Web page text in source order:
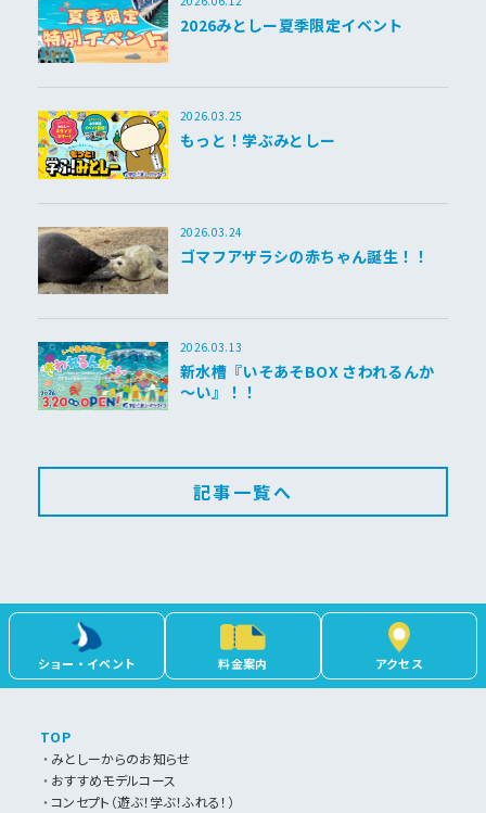
2026みとしー夏季限定イベント
2026.03.25
もっと！学ぶみとしー
2026.03.24
ゴマフアザラシの赤ちゃん誕生！！
2026.03.13
新水槽『いそあそBOX さわれるんか
～い』！！
記事一覧へ
ショー・イベント 料金案内 アクセス
TOP
みとしーからのお知らせ
おすすめモデルコース
コンセプト（遊ぶ！学ぶ！ふれる！）